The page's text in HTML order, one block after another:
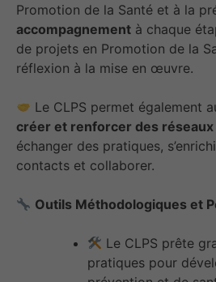
Promotion de la Santé et à la
accompagnement à chaque
de projets en Promotion de la
réflexion à la mise en œuvre.
Le CLPS permet également
créer et renforcer des réseaux
échanger des pratiques,
contacts et collaborer.
Outils Méthodologiques et
Le CLPS prête
pratiques pour